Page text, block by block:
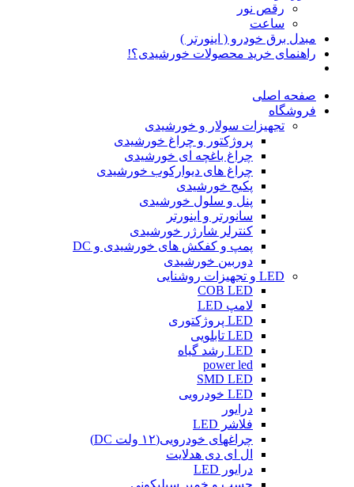
رقص نور
ساعت
مبدل برق خودرو ( اینورتر )
راهنمای خرید محصولات خورشیدی؟!
صفحه اصلی
فروشگاه
تجهیزات سولار و خورشیدی
پروژکتور و چراغ خورشیدی
چراغ باغچه ای خورشیدی
چراغ های دیوارکوب خورشیدی
پکیج خورشیدی
پنل و سلول خورشیدی
سانورتر و اینورتر
کنترلر شارژر خورشیدی
پمپ و کفکش های خورشیدی و DC
دوربین خورشیدی
LED و تجهیزات روشنایی
COB LED
لامپ LED
LED پروژکتوری
LED تابلویی
LED رشد گیاه
power led
SMD LED
LED خودرویی
درایور
فلاشر LED
چراغهای خودرویی(۱۲ ولت DC)
ال ای دی هدلایت
درایور LED
چسب و خمیر سیلیکونی